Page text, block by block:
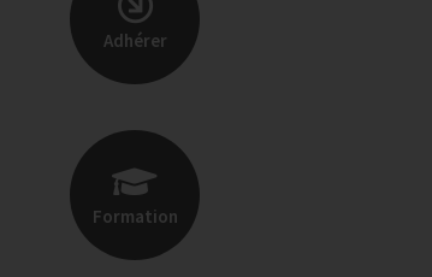
Adhérer
Formation